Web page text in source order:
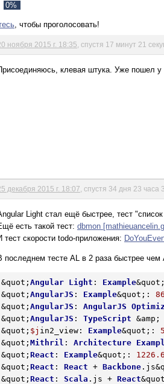
0%
, чтобы проголосовать!
ноября 2015 г. 18:35 , спустя 17 минут 21
клевая штука. Уже пошел
декабря 2015 г. 18:07 , спустя 34 дня 23 часа
Light стал ещё быстрее, тест
есть такой тест: dbmon
тест скорости todo-приложения:
последнем тесте AL в 2 раза быстрее
&quot; Angular Light : Example
&quot; AngularJS : Example&quot;:
&quot; AngularJS : AngularJS
&quot; AngularJS : TypeScript
&quot; $j in2_view: Example&quot;:
&quot; Mithril : Architecture
&quot; React : Example&quot;:
&quot; React : React + Backbone
&quot; React : Scala .js + React